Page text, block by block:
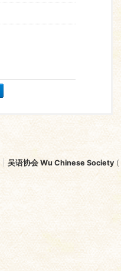
吴语协会 Wu Chinese Society (